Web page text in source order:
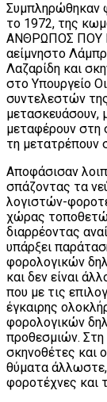
Συμπληρώθηκαν
το 1972, της
ΑΝΘΡΩΠΟΣ ΠΟΥ
αείμνηστο
Λαζαρίδη και
στο Υπουργείο
συντελεστών
μετασκευάσουν,
μεταφέρουν στη
τη μετατρέπουν
Αποφάσισαν
σπάζοντας τα
λογιστών-
χώρας
διαρρέοντας
υπάρξει
φορολογικών
και δεν είναι
που με τις
έγκαιρης
φορολογικών
προθεσμιών. Στη
σκηνοθέτες και
θύματα άλλωστε,
φοροτέχνες και